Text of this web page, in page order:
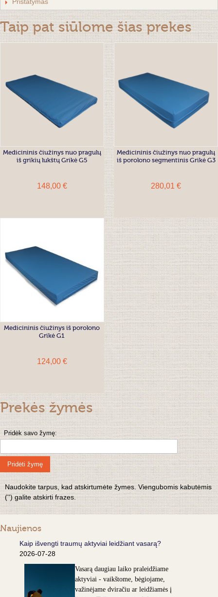
Taip pat siūlome šias prekes
Medicininis čiužinys nuo pragulų
iš grikių lukštų Grikė G5
148,00 €
Medicininis čiužinys nuo pragulų
iš porolono segmentinis Grikė G3
280,01 €
Medicininis čiužinys iš porolono
Grikė G1
124,00 €
Prekės žymės
Pridėk savo žymę:
Pridėti žymę
Naudokite tarpus, kad atskirtumėte žymes. Viengubomis kabutėmis
('') galite atskirti frazes.
Naujienos
Kaip išvengti traumų aktyviai leidžiant vasarą?
2026-07-28
Vasarą daugiau laiko praleidžiame
aktyviai - vaikštome, bėgiojame,
važinėjame dviračiu ar leidžiamės į